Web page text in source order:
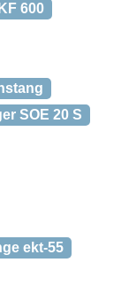
600
SOE 20 S
ekt-55